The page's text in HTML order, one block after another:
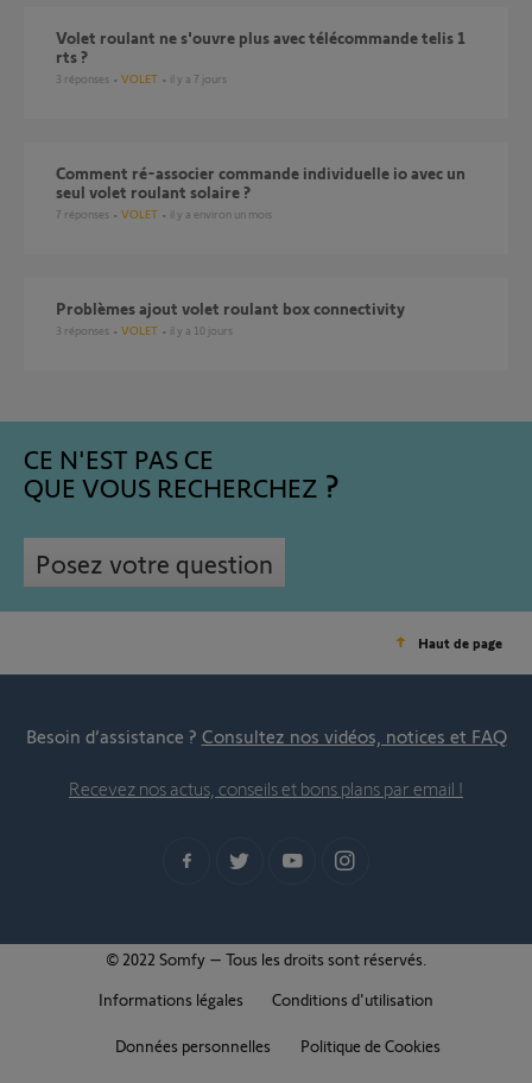
Volet roulant ne s'ouvre plus avec télécommande telis 1
rts ?
3 réponses VOLET il y a 7 jours
Comment ré-associer commande individuelle io avec un
seul volet roulant solaire ?
7 réponses VOLET il y a environ un mois
Problèmes ajout volet roulant box connectivity
3 réponses VOLET il y a 10 jours
CE N'EST PAS CE
QUE VOUS RECHERCHEZ
Posez votre question
Haut de page
Besoin d’assistance ? Consultez nos vidéos, notices et FAQ
Recevez nos actus, conseils et bons plans par email !
© 2022 Somfy – Tous les droits sont réservés.
Informations légales
Conditions d'utilisation
Données personnelles Politique de Cookies